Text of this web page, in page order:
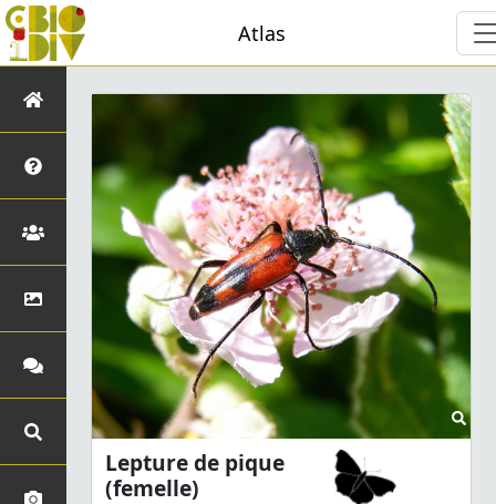
Atlas
Lepture de pique
(femelle)